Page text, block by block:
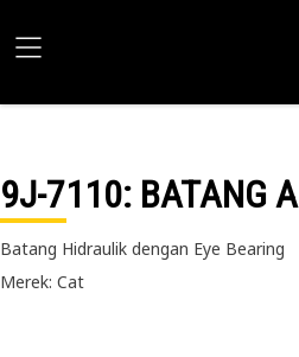
9J-7110: BATANG A
Batang Hidraulik dengan Eye Bearing
Merek: Cat